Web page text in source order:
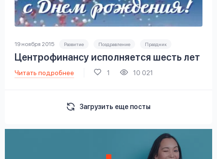
19 ноября 2015 Развитие Поздравление Праздник
Центрофинансу исполняется шесть лет
Читать подробнее 1 10 021
Загрузить еще посты